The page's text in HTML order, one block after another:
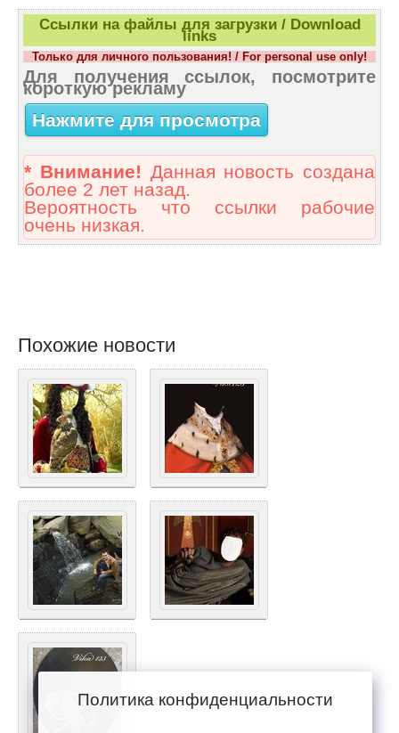
Ссылки на файлы для загрузки / Download
links
Только для личного пользования! / For personal use only!
Для получения ссылок, посмотрите
короткую рекламу
Нажмите для просмотра
* Внимание! Данная новость создана
более 2 лет назад.
Вероятность что ссылки рабочие
очень низкая.
Похожие новости
Политика конфиденциальности